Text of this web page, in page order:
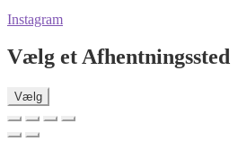
Instagram
Vælg et Afhentningssted
Vælg